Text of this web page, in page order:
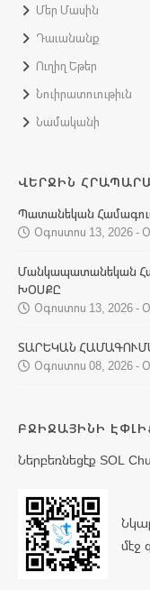
Մեր Մասին
Դաւանանք
Ուղիղ Եթեր
Նուիրատուութիւն
Նամականի
ՎԵՐՋԻՆ
Պատանեկան
Օգոստոս 13, 2026 -
Մանկապատանեկան
ԽՕՍՔԸ
Օգոստոս 13, 2026 -
ՏԱՐԵԿԱՆ ՀԱՄԱԳՈՒՄԱՐ
Օգոստոս 08, 2026 -
ԲՋԻՋԱՅԻՆԻ
Ներբեռնեցէք SOL
մէջ